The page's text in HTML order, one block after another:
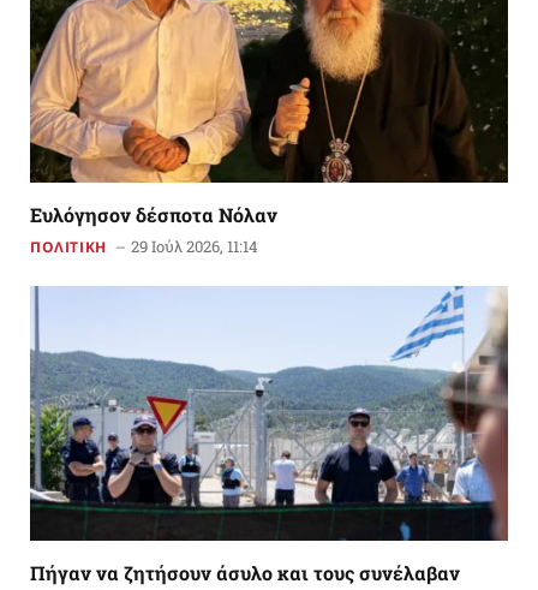
Ευλόγησον δέσποτα Νόλαν
ΠΟΛΙΤΙΚΗ 29 Ιούλ 2026, 11:14
Πήγαν να ζητήσουν άσυλο και τους συνέλαβαν